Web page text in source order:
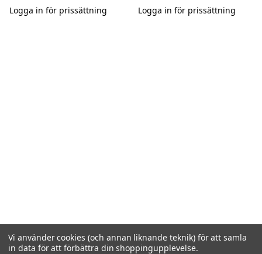
Logga in för prissättning
Logga in för prissättning
Vi använder cookies (och annan liknande teknik) för att samla
in data för att förbättra din shoppingupplevelse.